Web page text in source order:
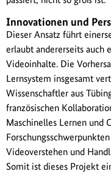
Innovationen und
Dieser Ansatz führt
erlaubt andererseits auch
Videoinhalte. Die
Lernsystem insgesamt
Wissenschaftler aus
französischen
Maschinelles Lernen und
Videoverstehen und
Somit ist dieses Projekt